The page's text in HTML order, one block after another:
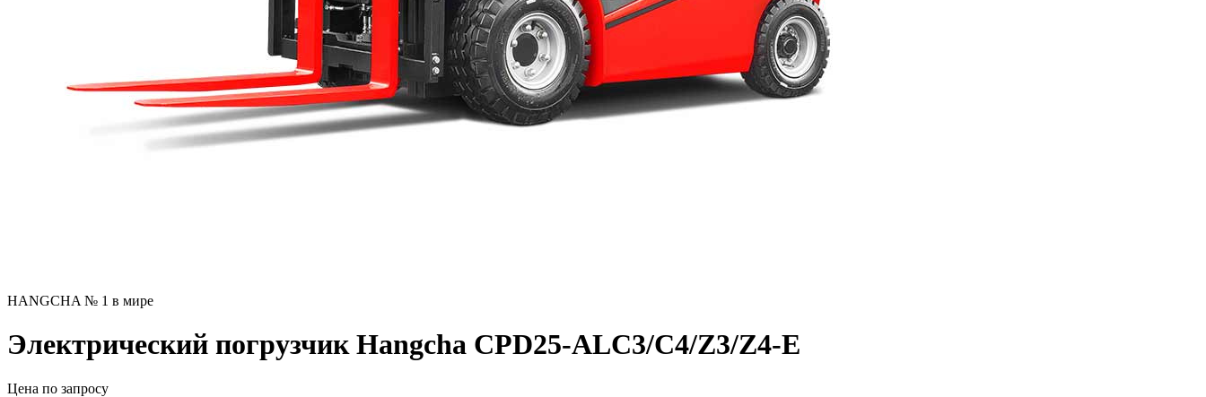
HANGCHA № 1 в мире
Электрический погрузчик Hangcha CPD25-ALC3/C4/Z3/Z4-E
Цена по запросу